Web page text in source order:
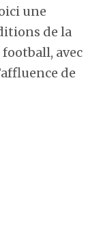
une
de la
avec
de